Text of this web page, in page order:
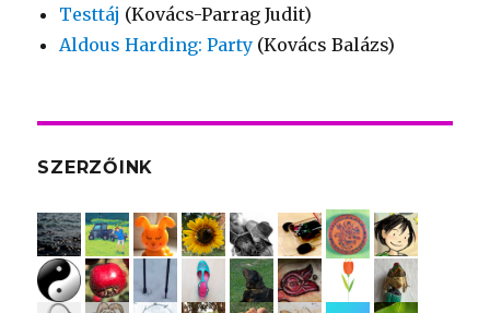
Testtáj (Kovács-Parrag Judit)
Aldous Harding: Party (Kovács Balázs)
SZERZŐINK